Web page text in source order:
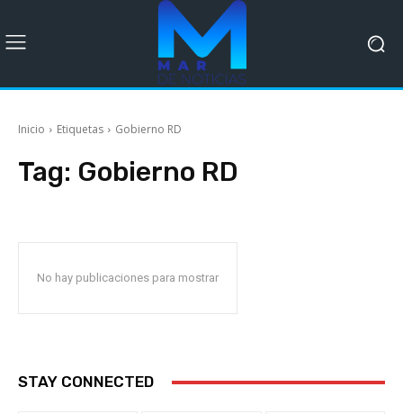
Inicio Etiquetas Gobierno RD
Tag: Gobierno RD
No hay publicaciones para mostrar
STAY CONNECTED